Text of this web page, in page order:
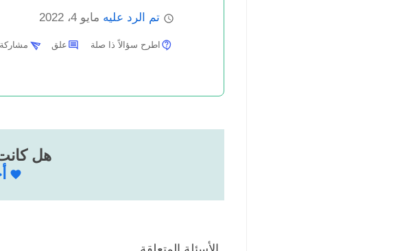
تم الرد عليه مايو 4، 2022
اطرح سؤالاً ذا صلة علق مشاركة
هل